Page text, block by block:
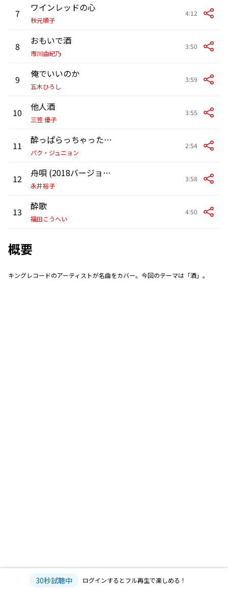
7 ワインレッドの心
秋元順子
4:12
8 おもいで酒
市川由紀乃
3:50
9 俺でいいのか
五木ひろし
3:59
10 他人酒
三笠 優子
3:55
11 酔っぱらっちゃった(ライブ・バージョン)
パク・ジュニョン
2:54
12 舟唄 (2018バージョン)
永井裕子
3:58
13 酔歌
福田こうへい
4:50
概要
キングレコードのアーティストが名曲をカバー。今回のテーマは「酒」。
30秒試聴中 ログインするとフル再生で楽しめる！